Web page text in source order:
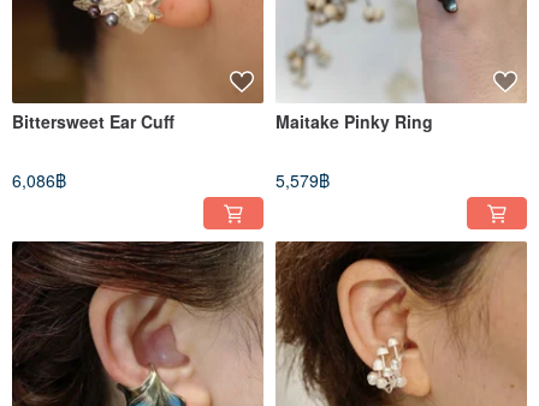
Bittersweet Ear Cuff
6,086฿
Maitake Pinky Ring
5,579฿